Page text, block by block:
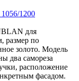
1200
для
размер по
золото. Модель
два самореза
расположение
фасадом.